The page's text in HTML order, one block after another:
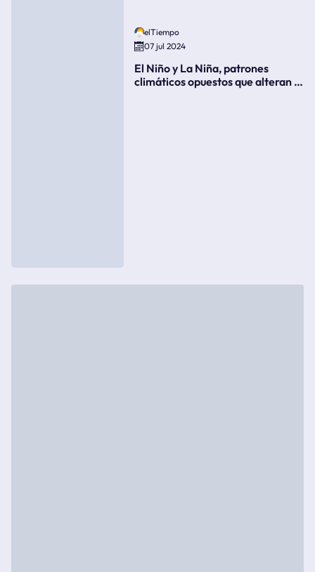
elTiempo
07 jul 2024
El Niño y La Niña, patrones
climáticos opuestos que alteran la